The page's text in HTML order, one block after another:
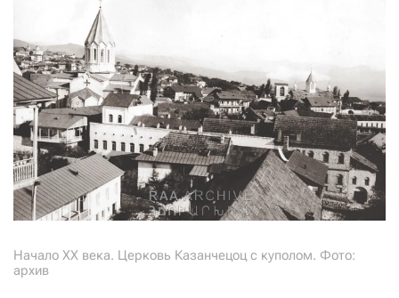
Начало ХХ века. Церковь Казанчецоц с куполом. Фото:
архив